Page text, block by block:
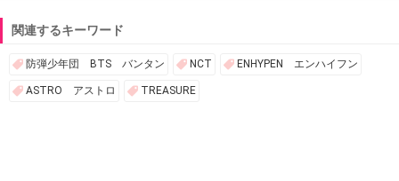
関連するキーワード
防弾少年団 BTS バンタン NCT ENHYPEN エンハイフン
ASTRO アストロ TREASURE